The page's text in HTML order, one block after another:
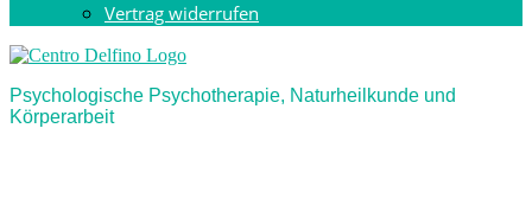
Vertrag widerrufen
Psychologische Psychotherapie, Naturheilkunde und
Körperarbeit